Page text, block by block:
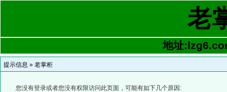
老
地址
提示信息 » 老掌柜
您没有登录或者您没有权限访问此页面，可能有如下几个原因: